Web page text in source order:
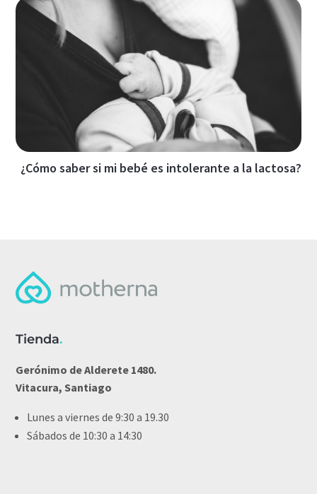
¿Cómo saber si mi bebé es intolerante a la lactosa?
Tienda.
Gerónimo de Alderete 1480.
Vitacura, Santiago
Lunes a viernes de 9:30 a 19.30
Sábados de 10:30 a 14:30